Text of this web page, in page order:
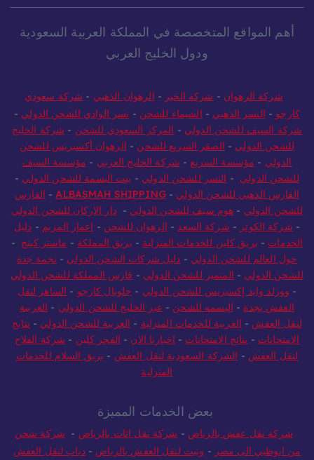
أهم المواقع المتخصصة في المملكة العربية السعودية
ودول الخليج العربي
شركة الرهوان - شركة الخير - الرهوان الذهبي - شركة سعودي
كارجو - النسر الذهبي - الشيماء للشحن - نسر الوادي للشحن الدولي -
شركة السيف للشحن الدولي - المركز السعودي للشحن - شركة الخليج
للشحن الدولي - الصقر السريع للشحن - الرهوان أكسبريس للشحن
الدولي - مؤسسة السريع - شركة الخليج العربي - مؤسسة السيف
للشحن الدولي - النسر للشحن الدولي - بيت البسمة للشحن الدولي -
الفارس الذهبي للشحن الدولي -
ALBASMAH SHIPPING
- الفارس
للشحن الدولي - هوم سيف للشحن الدولي -دار الاركان للشحن الدولي
- شركة الكوثر - شركة السعد - الرهوان للشحن - اعمار المريم - دليل
الخدمات - بريق كلين للخدمات المنزلية - بريق المملكة - ماستر كينج -
حول العالم للشحن الدولي - دليل شركات الشحن الدولي - نجمة جدة
للشحن الدولي - المتميز للشحن الدولي - فارس المملكة للشحن الدولي
- وورلد وايد إكسبريس للشحن الدولي - جلوبال كارجو - الساهر لنقل
العفش بجدة - البسمه للشحن - عبر الخليج للشحن الدولي - العربية
لنقل العفش - العربية للخدمات المنزلية - العربية للشحن الدولي - نتايج
الامتحانات - نتائج الامتحانات - اخبارنا الان - الفجر كلين - شركة الفلاح
لنقل العفش - الشركة السعودية لنقل العفش - بريق السلام للخدمات
المنزلية
بعض الخدمات المميزة
شركة نقل عفش بالرياض - شركة نقل اثاث بالرياض - شركة شحن
من ابوظبي الى مصر - ونيت لنقل العفش بالرياض -دباب لنقل العفش